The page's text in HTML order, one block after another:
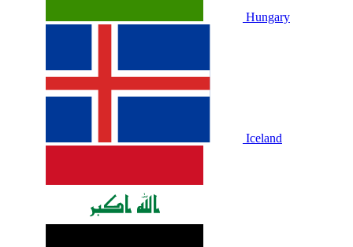
Hungary
Iceland